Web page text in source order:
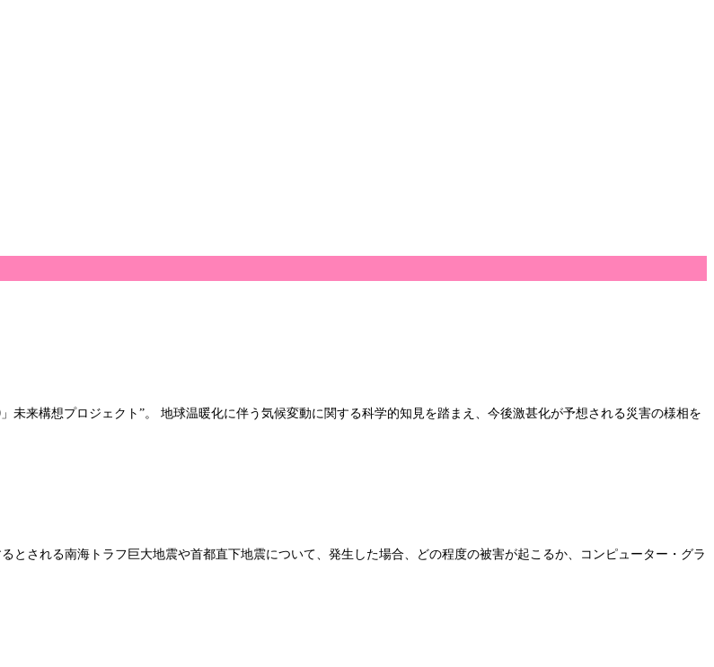
未来構想プロジェクト”。 地球温暖化に伴う気候変動に関する科学的知見を踏まえ、今後激甚化が予想される災害の様相を
とされる南海トラフ巨大地震や首都直下地震について、発生した場合、どの程度の被害が起こるか、コンピューター・グラ